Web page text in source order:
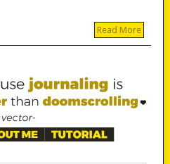
Read More